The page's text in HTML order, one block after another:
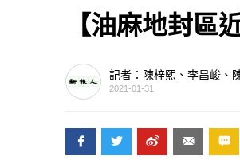
【油麻地封區
記者：陳梓熙、李昌峻、
2021-01-31